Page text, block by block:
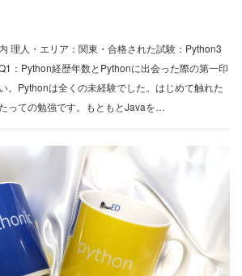
理人・エリア：関東・合格された試験：Python3
：Python経歴年数とPythonに出会った際の第一印
。Pythonは全くの未経験でした。はじめて触れた
っての勉強です。もともとJavaを…